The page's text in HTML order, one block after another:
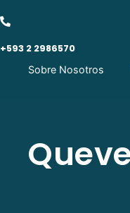
+593 2 2986570
Sobre Nosotros